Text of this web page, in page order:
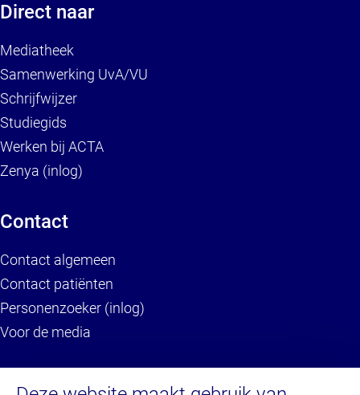
Direct naar
Mediatheek
Samenwerking UvA/VU
Schrijfwijzer
Studiegids
Werken bij ACTA
Zenya (inlog)
Contact
Contact algemeen
Contact patiënten
Personenzoeker (inlog)
Voor de media
Service